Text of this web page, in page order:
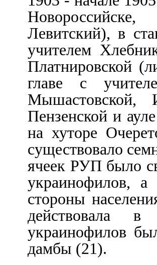
Левитский), в
учителем
Платнировской
главе с
Мышастовской,
Пензенской и
на хуторе
существовало
ячеек РУП было
украинофилов,
стороны
действовала
украинофилов
дамбы (21).